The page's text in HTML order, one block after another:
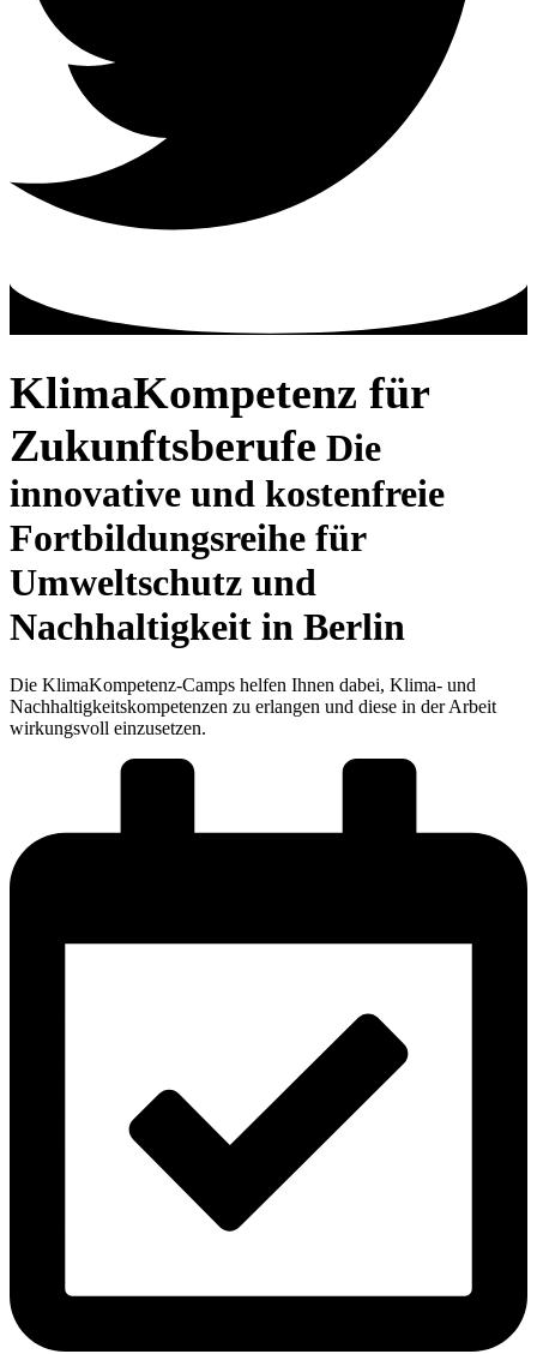
KlimaKompetenz für
Zukunftsberufe Die
innovative und kostenfreie
Fortbildungsreihe für
Umweltschutz und
Nachhaltigkeit in Berlin
Die KlimaKompetenz-Camps helfen Ihnen dabei, Klima- und
Nachhaltigkeitskompetenzen zu erlangen und diese in der Arbeit
wirkungsvoll einzusetzen.